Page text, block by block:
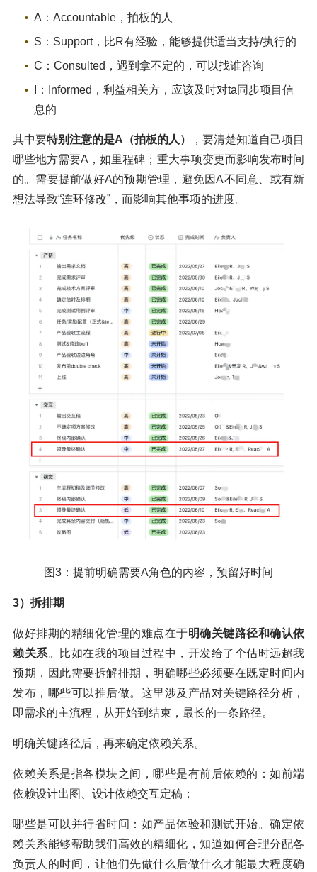
A：Accountable，拍板的人
S：Support，比R有经验，能够提供适当支持/执行的
C：Consulted，遇到拿不定的，可以找谁咨询
I：Informed，利益相关方，应该及时对ta同步项目信
息的
其中要特别注意的是A（拍板的人）
，要清楚知道自己项目
哪些地方需要A，如里程碑；重大事项变更而影响发布时间
的。需要提前做好A的预期管理，避免因A不同意、或有新
想法导致“连环修改”，而影响其他事项的进度。
图3：提前明确需要A角色的内容，预留好时间
3）拆排期
做好排期的精细化管理的难点在于明确关键路径和确认依
赖关系。比如在我的项目过程中，开发给了个估时远超我
预期，因此需要拆解排期，明确哪些必须要在既定时间内
发布，哪些可以推后做。这里涉及产品对关键路径分析，
即需求的主流程，从开始到结束，最长的一条路径。
明确关键路径后，再来确定依赖关系。
依赖关系是指各模块之间，哪些是有前后依赖的：如前端
依赖设计出图、设计依赖交互定稿；
哪些是可以并行省时间：如产品体验和测试开始。确定依
赖关系能够帮助我们高效的精细化，知道如何合理分配各
负责人的时间，让他们先做什么后做什么才能最大程度确